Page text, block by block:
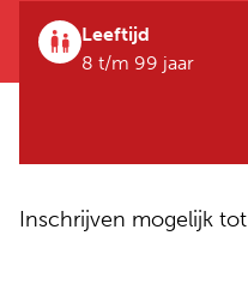
Leeftijd
8 t/m 99 jaar
Inschrijven mogelijk tot